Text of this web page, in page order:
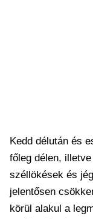
Kedd délután és
főleg délen,
széllökések és
jelentősen
körül alakul a